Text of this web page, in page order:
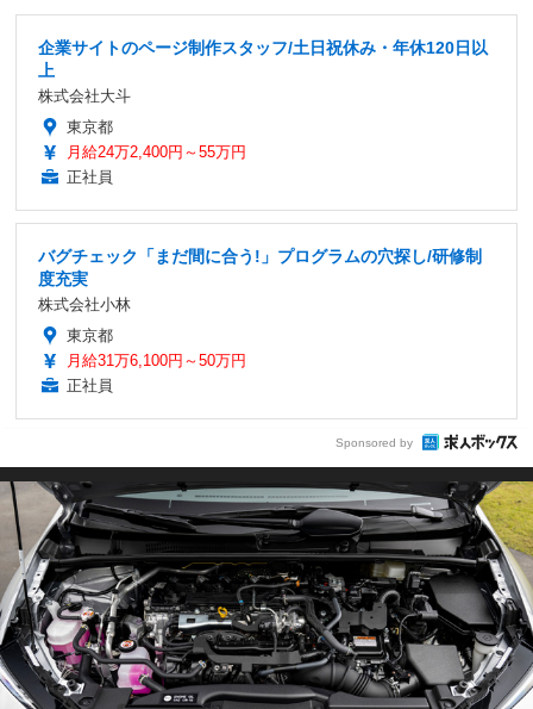
企業サイトのページ制作スタッフ/土日祝休み・年休120日以
上
株式会社大斗
東京都
月給24万2,400円～55万円
正社員
バグチェック「まだ間に合う!」プログラムの穴探し/研修制
度充実
株式会社小林
東京都
月給31万6,100円～50万円
正社員
Sponsored by